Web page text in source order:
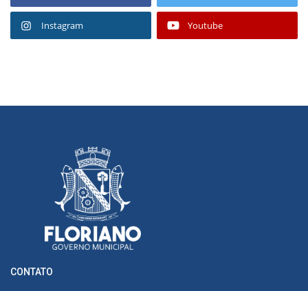
Instagram Youtube
CONTATO